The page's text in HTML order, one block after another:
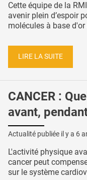
Cette équipe de la
avenir plein d’espoir
molécules à base
LIRE LA SUITE
CANCER :
avant,
Actualité publiée il y a 6
L'activité physique
cancer peut
sur le système